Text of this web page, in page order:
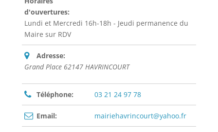
d'ouvertures:
Lundi et Mercredi 16h-18h - Jeudi permanence du
Maire sur RDV
Adresse:
Grand Place 62147 HAVRINCOURT
Téléphone: 03 21 24 97 78
Email: mairiehavrincourt@yahoo.fr